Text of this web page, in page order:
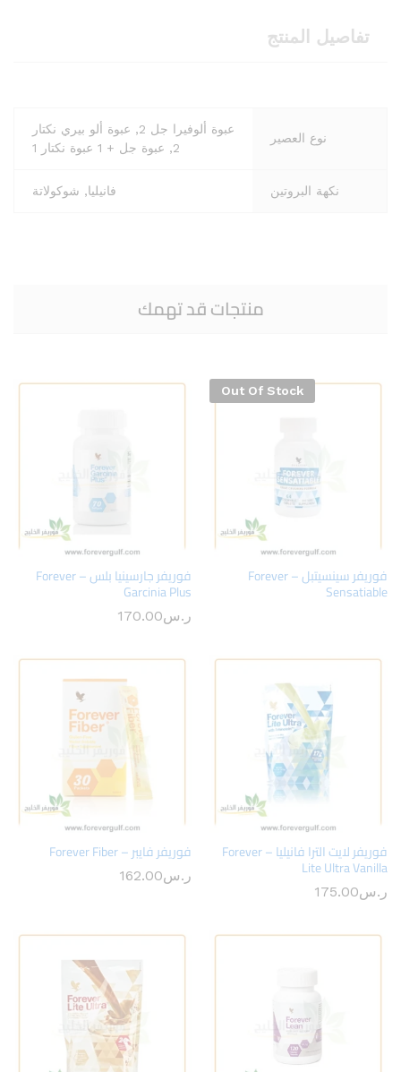
تفاصيل المنتج
نوع العصير
عبوة ألوفيرا جل 2, عبوة ألو بيري نكتار
2, عبوة جل + 1 عبوة نكتار 1
نكهة البروتين فانيليا, شوكولاتة
منتجات قد تهمك
Out Of Stock
فوريفر سينسيتبل – Forever
Sensatiable
فوريفر جارسينيا بلس – Forever
Garcinia Plus
ر.س170.00
فوريفر لايت الترا فانيليا – Forever
Lite Ultra Vanilla
ر.س175.00
فوريفر فايبر – Forever Fiber
ر.س162.00